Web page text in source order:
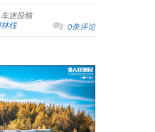
车迷投稿
林线 0条评论